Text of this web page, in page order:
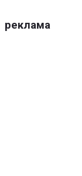
реклама